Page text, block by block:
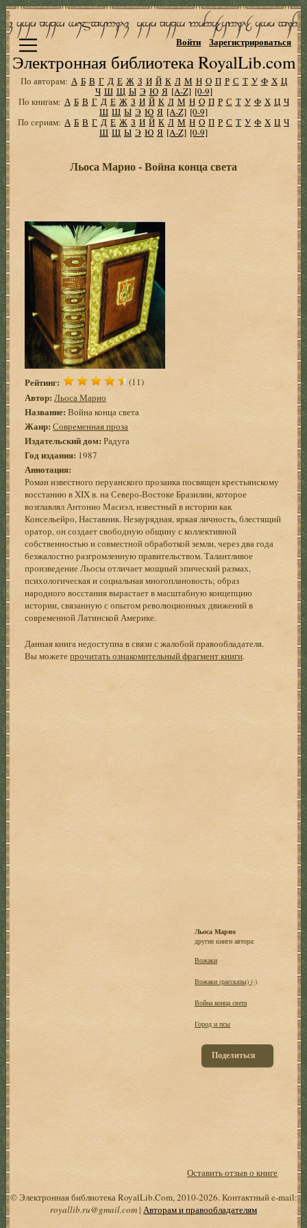
Электронная библиотека RoyalLib.com
Войти Зарегистрироваться
По авторам: А Б В Г Д Е Ж З И Й К Л М Н О П Р С Т У Ф Х Ц
Ч Ш Щ Ы Э Ю Я [A-Z] [0-9]
По книгам: А Б В Г Д Е Ж З И Й К Л М Н О П Р С Т У Ф Х Ц Ч
Ш Щ Ы Э Ю Я [A-Z] [0-9]
По сериям: А Б В Г Д Е Ж З И Й К Л М Н О П Р С Т У Ф Х Ц Ч
Ш Щ Ы Э Ю Я [A-Z] [0-9]
Льоса Марио - Война конца света
Рейтинг: (11)
Автор: Льоса Марио
Название: Война конца света
Жанр: Современная проза
Издательский дом: Радуга
Год издания: 1987
Аннотация:
Роман известного перуанского прозаика посвящен крестьянскому
восстанию в XIX в. на Северо-Востоке Бразилии, которое
возглавлял Антонио Масиэл, известный в истории как
Консельейро, Наставник. Незаурядная, яркая личность, блестящий
оратор, он создает свободную общину с коллективной
собственностью и совместной обработкой земли, через два года
безжалостно разгромленную правительством. Талантливое
произведение Льосы отличает мощный эпический размах,
психологическая и социальная многоплановость; образ
народного восстания вырастает в масштабную концепцию
истории, связанную с опытом революционных движений в
современной Латинской Америке.
Данная книга недоступна в связи с жалобой правообладателя.
Вы можетепрочитать ознакомительный фрагмент книги.
Льоса Марио
другие книги автора:
Вожаки
Вожаки (рассказы) (-)
Война конца света
Город и псы
Поделиться
Оставить отзыв о книге
© Электронная библиотека RoyalLib.Com, 2010-2026. Контактный e-mail:
royallib.ru@gmail.com| Авторам и правообладателям